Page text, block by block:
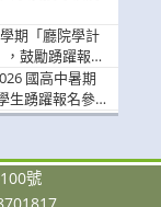
期「廳院學計
鼓勵踴躍報名
國高中暑期
生踴躍報名參
號